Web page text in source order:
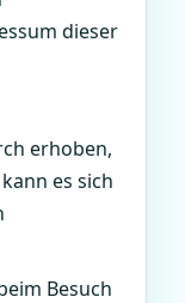
dieser
erhoben,
es sich
Besuch